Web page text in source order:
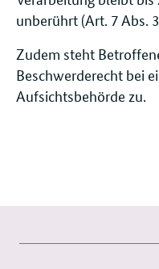
unberührt (Art. 7 Abs.
Zudem steht
Beschwerderecht bei
Aufsichtsbehörde zu.